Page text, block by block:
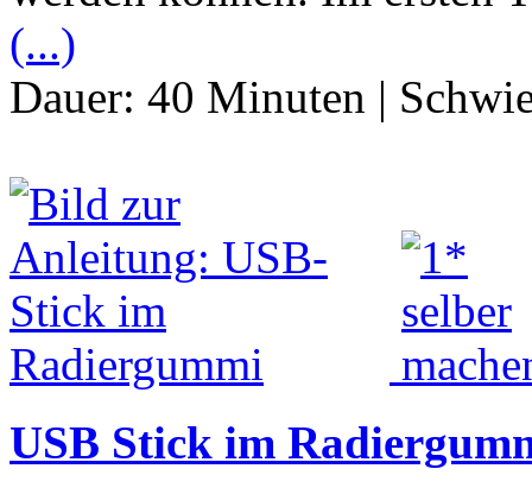
(...)
Dauer: 40 Minuten |
USB Stick im